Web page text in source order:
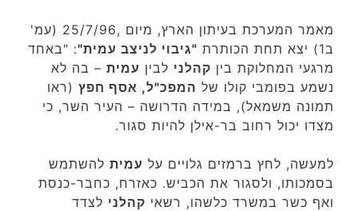
מאמר המערכת בעיתון הארץ, מיום ,25/7/96 (עמ'
ב1) יצא תחת הכותרת
"גיבוי לניצב עמית": "באחד
מרגעי המחלוקת בין קהלני לבין עמית – בה לא
נשמע בפומבי קולו של המפכ"ל, אסף חפץ (ראו
תמונה משמאל), במידה הדרושה – העיר השר, כי
מצדו יכול רחוב בר-אילן להיות סגור.
למעשה, לחץ ברמזים גלויים על עמית להשתמש
בסמכותו, ולסגור את הכביש. כאזרח, כחבר-כנסת
ואף כשר במשרד כלשהו, רשאי קהלני לצדד